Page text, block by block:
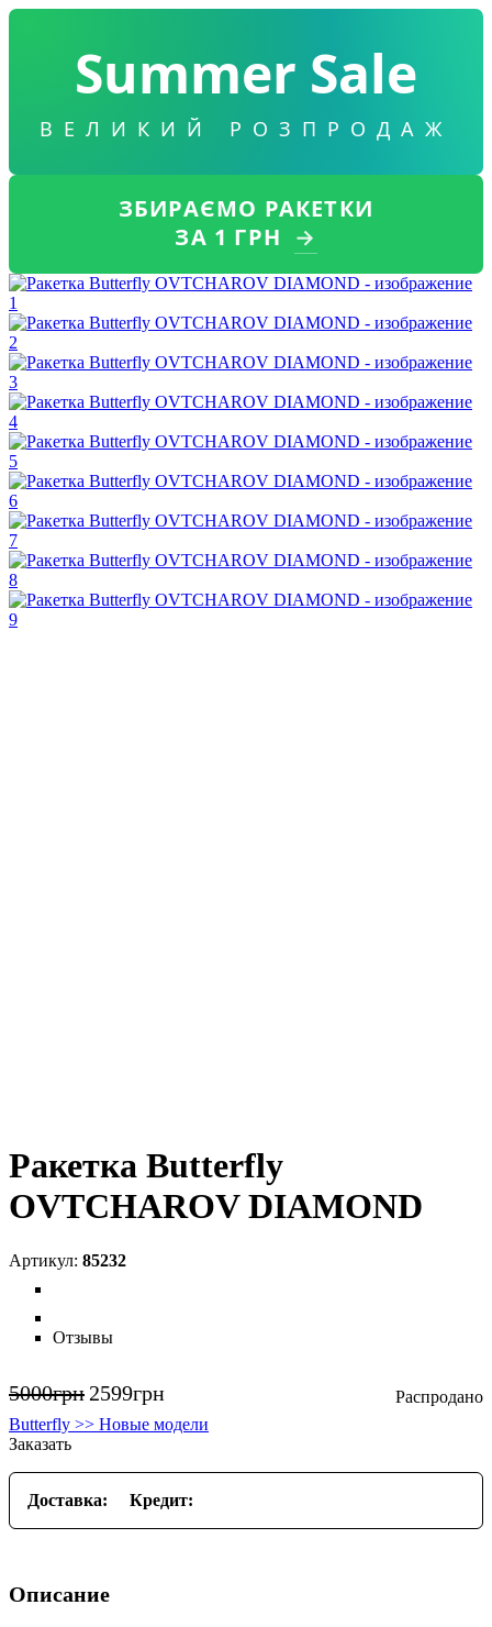
Summer Sale
ВЕЛИКИЙ РОЗПРОДАЖ
ЗБИРАЄМО РАКЕТКИ
ЗА 1 ГРН →
Ракетка Butterfly
OVTCHAROV DIAMOND
85232
Отзывы
5000грн 2599грн
Butterfly >> Новые модели
Заказать
Доставка: Кредит:
Описание